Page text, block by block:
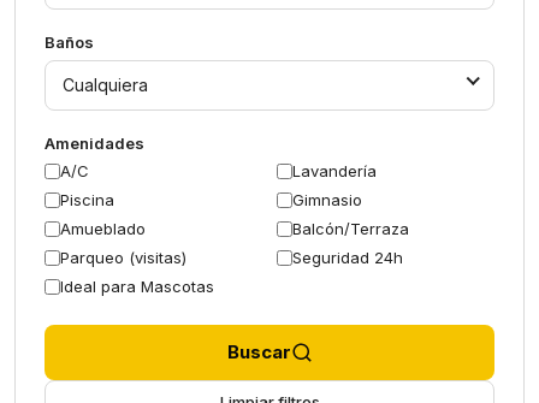
Baños
Cualquiera
Amenidades
A/C
Lavandería
Piscina
Gimnasio
Amueblado
Balcón/Terraza
Parqueo (visitas)
Seguridad 24h
Ideal para Mascotas
Buscar